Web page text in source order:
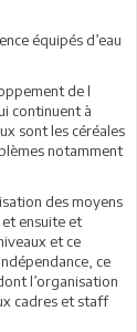
équipés d’eau
de l
continuent à
sont les céréales
notamment
des moyens
ensuite et
et ce
ce
l’organisation
cadres et staff